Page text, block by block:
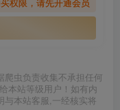
权限，请先开通会员
爬虫负责收集不承担任何
本站等级用户！如有内
与本站客服,一经核实将